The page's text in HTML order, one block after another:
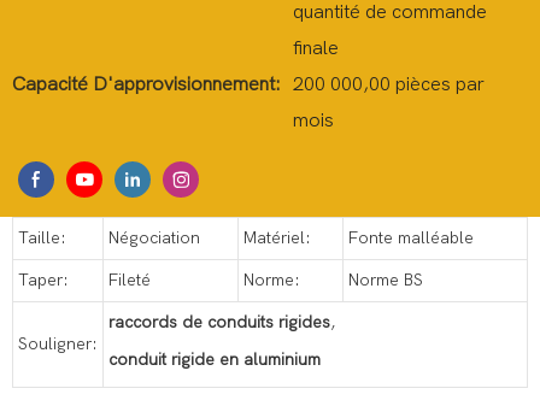
quantité de commande
finale
Capacité D'approvisionnement:
200 000,00 pièces par
mois
Taille: Négociation Matériel: Fonte malléable
Taper: Fileté Norme: Norme BS
Souligner:
raccords de conduits rigides,
conduit rigide en aluminium